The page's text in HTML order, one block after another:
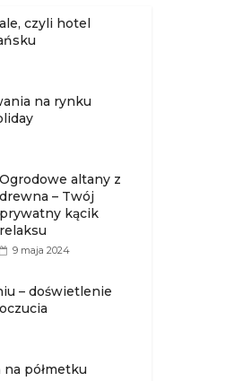
czyli hotel
na rynku
Ogrodowe altany z
drewna – Twój
prywatny kącik
relaksu
9 maja 2024
– doświetlenie
na półmetku